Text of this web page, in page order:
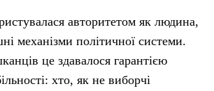
авторитетом як людина,
механізми політичної системи.
це здавалося гарантією
хто, як не виборчі